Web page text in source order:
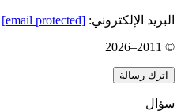
البريد الإلكتروني: [email protected]
© 2011–
2026
اترك رسالة
سؤال